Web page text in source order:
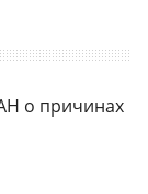
о причинах